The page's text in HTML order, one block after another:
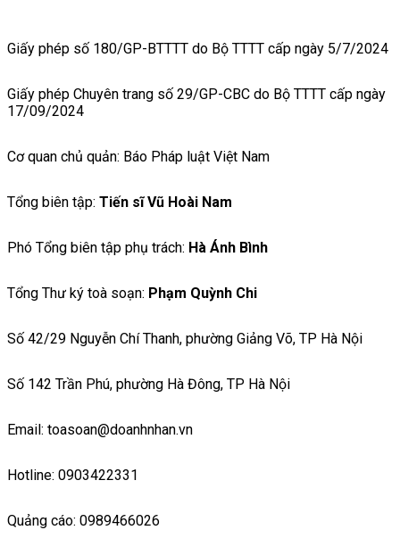
Giấy phép số 180/GP-BTTTT do Bộ TTTT cấp ngày 5/7/2024
Giấy phép Chuyên trang số 29/GP-CBC do Bộ TTTT cấp ngày
17/09/2024
Cơ quan chủ quản: Báo Pháp luật Việt Nam
Tổng biên tập: Tiến sĩ Vũ Hoài Nam
Phó Tổng biên tập phụ trách: Hà Ánh Bình
Tổng Thư ký toà soạn: Phạm Quỳnh Chi
Số 42/29 Nguyễn Chí Thanh, phường Giảng Võ, TP Hà Nội
Số 142 Trần Phú, phường Hà Đông, TP Hà Nội
Email: toasoan@doanhnhan.vn
Hotline: 0903422331
Quảng cáo: 0989466026